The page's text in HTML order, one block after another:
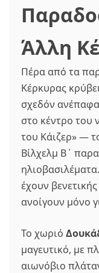
Άλλη
Πέρα από τα
Κέρκυρας
σχεδόν
στο κέντρο του
του Κάιζερ» —
Βίλχελμ Β΄
έχουν
ανοίγουν μόνο
Το χωριό
μαγευτικό, με
αιωνόβιο